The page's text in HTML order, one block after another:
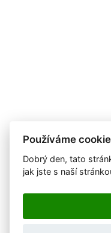
Používáme
Dobrý den, tato
jak jste s naší